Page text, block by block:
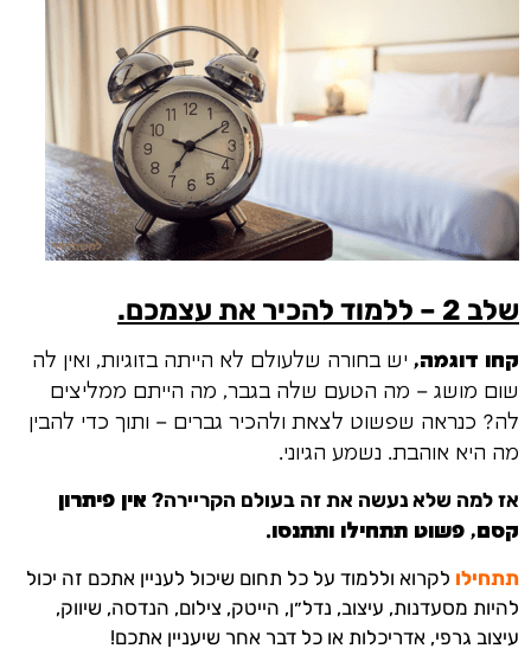
שלב 2 – ללמוד להכיר את עצמכם.
קחו דוגמה, יש בחורה שלעולם לא הייתה בזוגיות, ואין לה
שום מושג – מה הטעם שלה בגבר, מה הייתם ממליצים
לה? כנראה שפשוט לצאת ולהכיר גברים – ותוך כדי להבין
מה היא אוהבת. נשמע הגיוני.
אז למה שלא נעשה את זה בעולם הקריירה? אין פיתרון
קסם, פשוט תתחילו ותתנסו.
תתחילו לקרוא וללמוד על כל תחום שיכול לעניין אתכם זה יכול
להיות מסעדנות, עיצוב, נדל״ן, הייטק, צילום, הנדסה, שיווק,
עיצוב גרפי, אדריכלות או כל דבר אחר שיעניין אתכם!